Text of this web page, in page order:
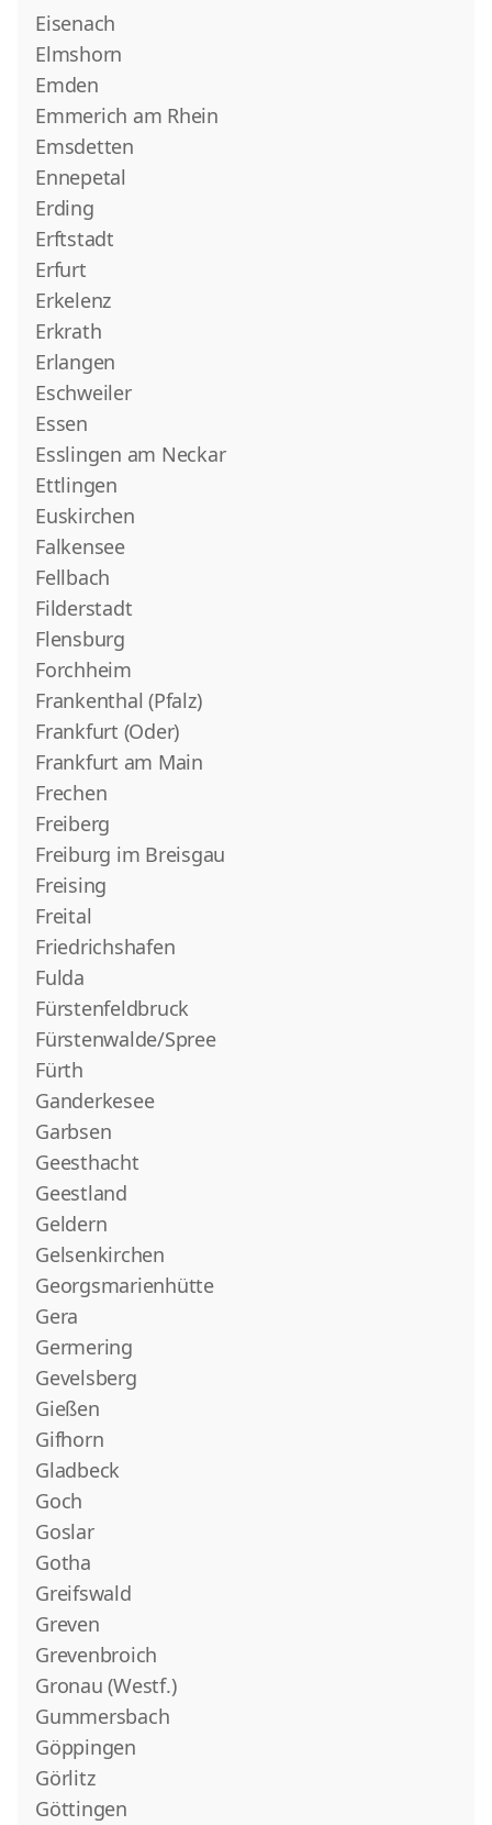
Eisenach
Elmshorn
Emden
Emmerich am Rhein
Emsdetten
Ennepetal
Erding
Erftstadt
Erfurt
Erkelenz
Erkrath
Erlangen
Eschweiler
Essen
Esslingen am Neckar
Ettlingen
Euskirchen
Falkensee
Fellbach
Filderstadt
Flensburg
Forchheim
Frankenthal (Pfalz)
Frankfurt (Oder)
Frankfurt am Main
Frechen
Freiberg
Freiburg im Breisgau
Freising
Freital
Friedrichshafen
Fulda
Fürstenfeldbruck
Fürstenwalde/Spree
Fürth
Ganderkesee
Garbsen
Geesthacht
Geestland
Geldern
Gelsenkirchen
Georgsmarienhütte
Gera
Germering
Gevelsberg
Gießen
Gifhorn
Gladbeck
Goch
Goslar
Gotha
Greifswald
Greven
Grevenbroich
Gronau (Westf.)
Gummersbach
Göppingen
Görlitz
Göttingen